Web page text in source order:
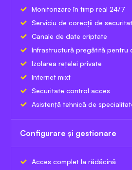
Monitorizare în timp real 24/7
Serviciu de corecții de
Canale de date criptate
Infrastructură pregătită pentru
Izolarea rețelei private
Internet mixt
Securitate control acces
Asistență tehnică de
Configurare și gestionare
Acces complet la rădăcină